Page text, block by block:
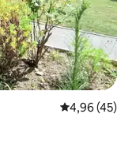
Gemiddelde
4,96 (45)